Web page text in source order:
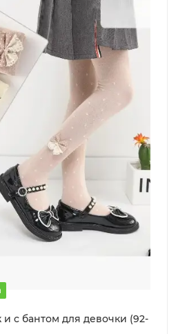
с бантом для девочки (92-